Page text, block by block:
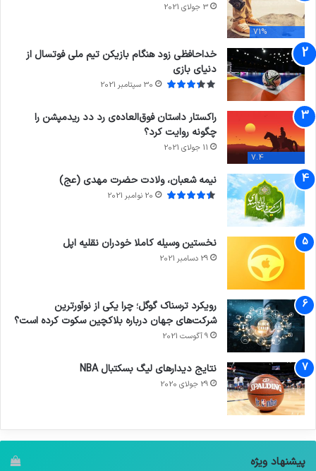
71%
3 جولای 2021
خداحافظی زود هنگام بازیکن تیم ملی فوتسال از
دنیای بازی
30 سپتامبر 2021
7.4
راکستار داستان فوق‌العاده‌ی رد دد ریدمپشن را
چگونه روایت کرد؟
11 جولای 2021
نیمه شعبان، ولادت حضرت مهدی (عج)
20 نوامبر 2021
نخستین وسیله کاملا خودران نقلیه اپل
29 دسامبر 2021
رویکرد ترسناک گوگل؛ چرا یکی از نوآورترین
شرکت‌های جهان درباره بلاکچین سکوت کرده است؟
9 آگوست 2021
نتایج دیدار‌های لیگ بسکتبال NBA
29 جولای 2020
پیشنهاد ویژه